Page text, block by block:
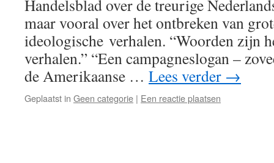
Handelsblad over de treurige
maar vooral over het ontbreken van
ideologische verhalen. “Woorden zijn
verhalen.” “Een campagneslogan –
de Amerikaanse … Lees verder →
Geplaatst in Geen categorie | Een reactie plaatsen